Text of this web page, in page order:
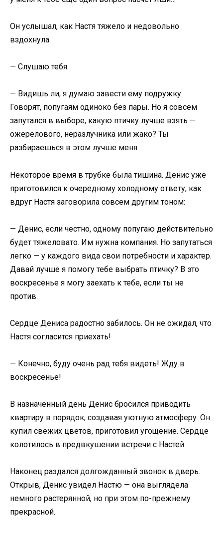
Он услышал, как Настя тяжело и недовольно
вздохнула.
— Слушаю тебя.
— Видишь ли, я думаю завести ему подружку.
Говорят, попугаям одиноко без пары. Но я совсем
запутался в выборе, какую птичку лучше взять —
ожерелового, неразлучника или жако? Ты
разбираешься в этом лучше меня.
Некоторое время в трубке была тишина. Денис уже
приготовился к очередному холодному ответу, как
вдруг Настя заговорила совсем другим тоном:
— Денис, если честно, одному попугаю действительно
будет тяжеловато. Им нужна компания. Но запутаться
легко — у каждого вида свои потребности и характер.
Давай лучше я помогу тебе выбрать птичку? В это
воскресенье я могу заехать к тебе, если ты не
против.
Сердце Дениса радостно забилось. Он не ожидал, что
Настя согласится приехать!
— Конечно, буду очень рад тебя видеть! Жду в
воскресенье!
В назначенный день Денис бросился приводить
квартиру в порядок, создавая уютную атмосферу. Он
купил свежих цветов, приготовил угощение. Сердце
колотилось в предвкушении встречи с Настей.
Наконец раздался долгожданный звонок в дверь.
Открыв, Денис увидел Настю — она выглядела
немного растерянной, но при этом по-прежнему
прекрасной.